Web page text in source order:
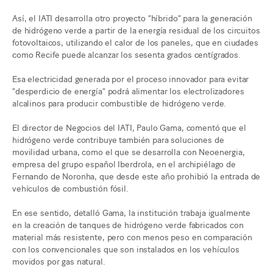
Así, el IATI desarrolla otro proyecto “híbrido” para la generación
de hidrógeno verde a partir de la energía residual de los circuitos
fotovoltaicos, utilizando el calor de los paneles, que en ciudades
como Recife puede alcanzar los sesenta grados centígrados.
Esa electricidad generada por el proceso innovador para evitar
“desperdicio de energía” podrá alimentar los electrolizadores
alcalinos para producir combustible de hidrógeno verde.
El director de Negocios del IATI, Paulo Gama, comentó que el
hidrógeno verde contribuye también para soluciones de
movilidad urbana, como el que se desarrolla con Neoenergia,
empresa del grupo español Iberdrola, en el archipiélago de
Fernando de Noronha, que desde este año prohibió la entrada de
vehículos de combustión fósil.
En ese sentido, detalló Gama, la institución trabaja igualmente
en la creación de tanques de hidrógeno verde fabricados con
material más resistente, pero con menos peso en comparación
con los convencionales que son instalados en los vehículos
movidos por gas natural.